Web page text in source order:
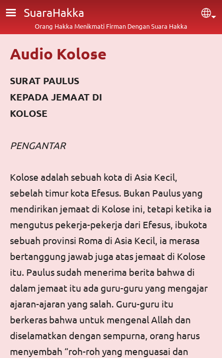
Lompat ke isi utama
SuaraHakka
Orang Hakka Menikmati Firman Dengan Suara Hakka
Audio Kolose
SURAT PAULUS
KEPADA JEMAAT DI
KOLOSE
PENGANTAR
Kolose adalah sebuah kota di Asia Kecil,
sebelah timur kota Efesus. Bukan Paulus yang
mendirikan jemaat di Kolose ini, tetapi ketika ia
mengutus pekerja-pekerja dari Efesus, ibukota
sebuah provinsi Roma di Asia Kecil, ia merasa
bertanggung jawab juga atas jemaat di Kolose
itu. Paulus sudah menerima berita bahwa di
dalam jemaat itu ada guru-guru yang mengajar
ajaran-ajaran yang salah. Guru-guru itu
berkeras bahwa untuk mengenal Allah dan
diselamatkan dengan sempurna, orang harus
menyembah “roh-roh yang menguasai dan